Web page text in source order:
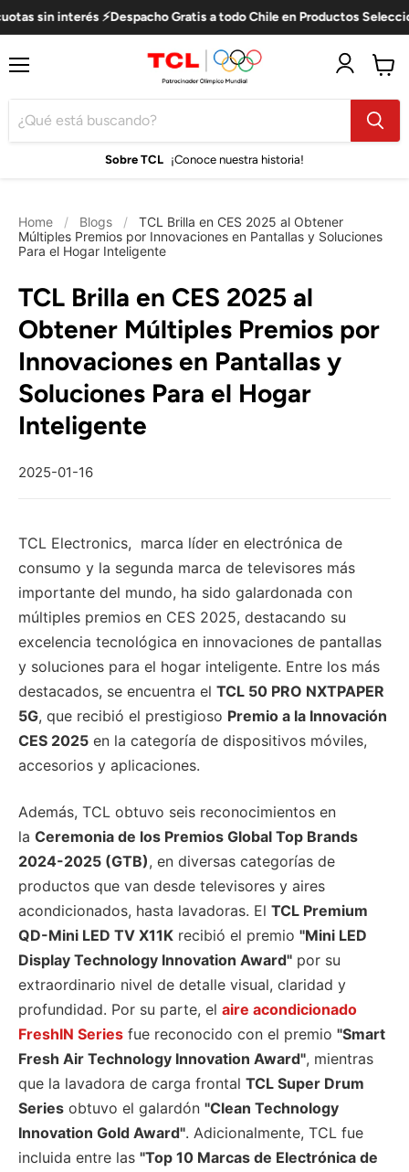
sin interés ⚡Despacho Gratis a todo Chile en Productos
Sobre TCL ¡Conoce nuestra historia!
carro
Home / Blogs /
TCL Brilla en CES 2025 al Obtener
Múltiples Premios por Innovaciones en Pantallas y Soluciones
Para el Hogar Inteligente
TCL Brilla en CES 2025 al
Obtener Múltiples Premios por
Innovaciones en Pantallas y
Soluciones Para el Hogar
Inteligente
2025-01-16
TCL Electronics, marca líder en electrónica de
consumo y la segunda marca de televisores más
importante del mundo, ha sido galardonada con
múltiples premios en CES 2025, destacando su
excelencia tecnológica en innovaciones de pantallas
y soluciones para el hogar inteligente. Entre los más
destacados, se encuentra el TCL 50 PRO NXTPAPER
5G, que recibió el prestigioso Premio a la Innovación
CES 2025 en la categoría de dispositivos móviles,
accesorios y aplicaciones.
Además, TCL obtuvo seis reconocimientos en
la Ceremonia de los Premios Global Top Brands
2024-2025 (GTB), en diversas categorías de
productos que van desde televisores y aires
acondicionados, hasta lavadoras. El TCL Premium
QD-Mini LED TV X11K recibió el premio "Mini LED
Display Technology Innovation Award" por su
extraordinario nivel de detalle visual, claridad y
profundidad. Por su parte, el aire acondicionado
FreshIN Series fue reconocido con el premio "Smart
Fresh Air Technology Innovation Award", mientras
que la lavadora de carga frontal TCL Super Drum
Series obtuvo el galardón "Clean Technology
Innovation Gold Award". Adicionalmente, TCL fue
incluida entre las "Top 10 Marcas de Electrónica de